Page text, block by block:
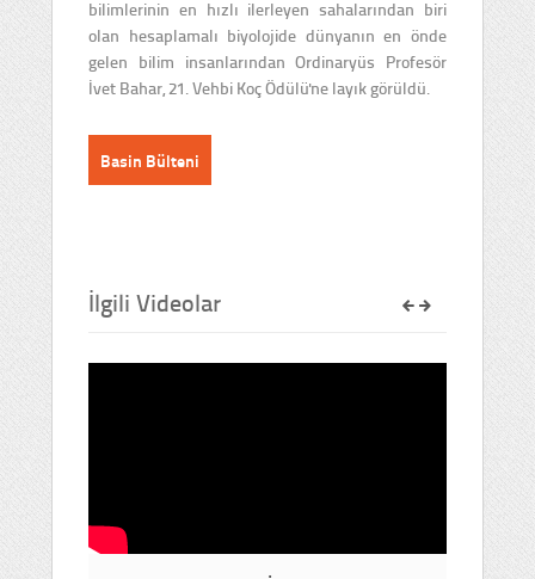
bilimlerinin en hızlı ilerleyen sahalarından biri
olan hesaplamalı biyolojide dünyanın en önde
gelen bilim insanlarından Ordinaryüs Profesör
İvet Bahar, 21. Vehbi Koç Ödülü'ne layık görüldü.
Basin Bülteni
İlgili Videolar